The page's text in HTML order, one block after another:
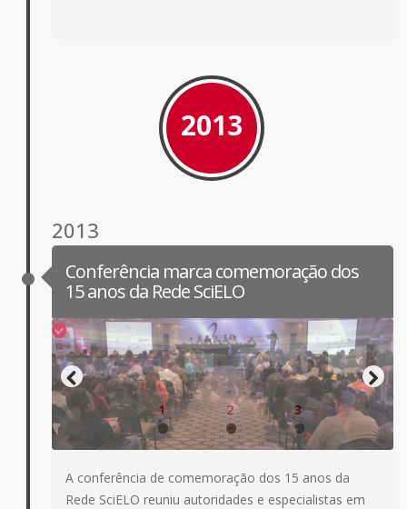
2013
2013
Conferência marca comemoração dos
15 anos da Rede SciELO
A conferência de comemoração dos 15 anos da
Rede SciELO reuniu autoridades e especialistas em